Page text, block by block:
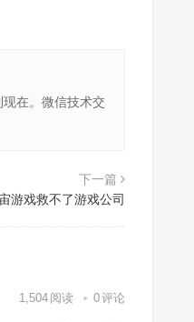
在。微信技术交
下一篇
游戏救不了游戏公司
1,504 阅读 0评论